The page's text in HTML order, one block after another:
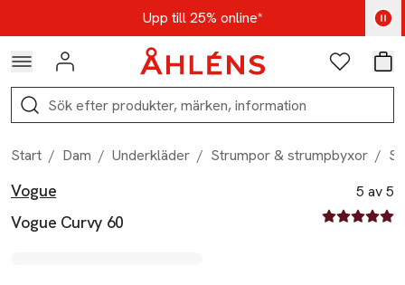
Hoppa till navigationsmenynUpp till 25% online*
Kod: AUG25 - Shoppa nu
Logga in Favoriter
Sök
Start / Dam / Underkläder / Strumpor & strumpbyxor /
Produktbilder
Hoppa över bildspelet
Vogue
Vogue Curvy 60
5 av 5
5 av fem
Produktinformation